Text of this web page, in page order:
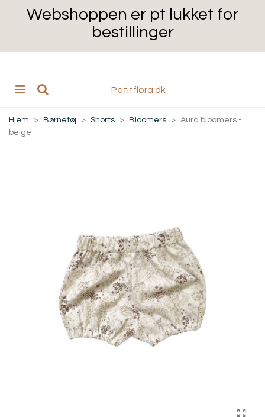
Webshoppen er pt lukket for
bestillinger
Hjem > Børnetøj > Shorts > Bloomers > Aura bloomers -
beige